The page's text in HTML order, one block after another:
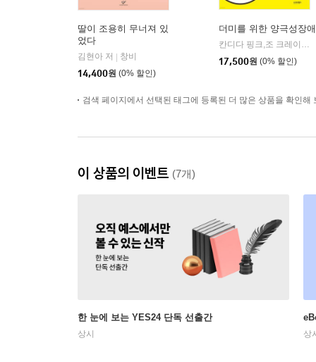
딸이 조용히 무너져 있
었다
김현아 저 | 창비
14,400원 (0% 할인)
더미를 위한 양극성장애
17,500원 (0% 할인)
검색 페이지에서 선택된 태그에 등록된 더 많은 상품을 확인해
이 상품의 이벤트 (7개)
한 눈에 보는 YES24 단독 선출간
상시 상